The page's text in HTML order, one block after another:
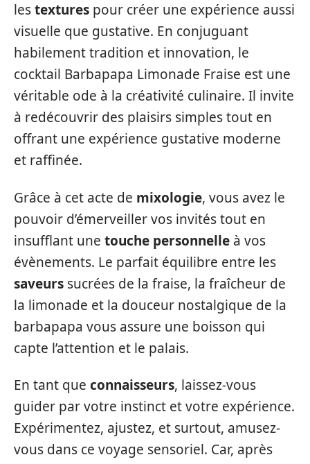
lestextures pour créer une expérience aussi
visuelle que gustative. En conjuguant
habilement tradition et innovation, le
cocktail Barbapapa Limonade Fraise est une
véritable ode à la créativité culinaire. Il invite
à redécouvrir des plaisirs simples tout en
offrant une expérience gustative moderne
et raffinée.
Grâce à cet acte de mixologie, vous avez le
pouvoir d’émerveiller vos invités tout en
insufflant une touche personnelle à vos
évènements. Le parfait équilibre entre les
saveurs sucrées de la fraise, la fraîcheur de
la limonade et la douceur nostalgique de la
barbapapa vous assure une boisson qui
capte l’attention et le palais.
En tant que connaisseurs, laissez-vous
guider par votre instinct et votre expérience.
Expérimentez, ajustez, et surtout, amusez-
vous dans ce voyage sensoriel. Car, après